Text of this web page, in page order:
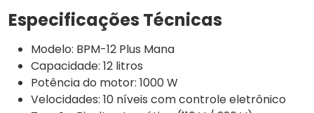
Especificações Técnicas
Modelo: BPM-12 Plus Mana
Capacidade: 12 litros
Potência do motor: 1000 W
Velocidades: 10 níveis com controle eletrônico